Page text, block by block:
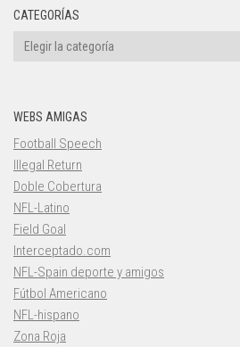
CATEGORÍAS
Categorías
WEBS AMIGAS
Football Speech
Illegal Return
Doble Cobertura
NFL-Latino
Field Goal
Interceptado.com
NFL-Spain deporte y amigos
Fútbol Americano
NFL-hispano
Zona Roja